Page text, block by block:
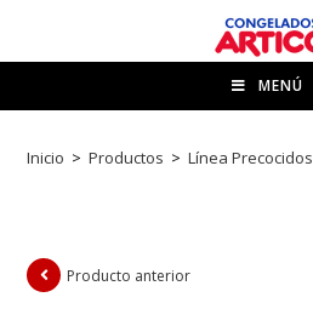
MENÚ
Inicio > Productos > Línea Precocidos
Producto anterior